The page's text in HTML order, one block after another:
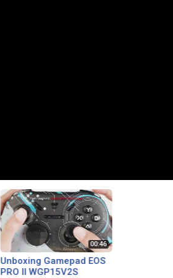
Unboxing Gamepad EOS
PRO II WGP15V2S